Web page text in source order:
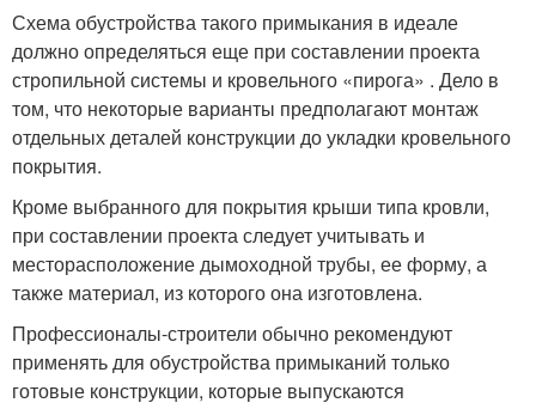
Схема обустройства такого примыкания в идеале
должно определяться еще при составлении проекта
стропильной системы и кровельного «пирога» . Дело в
том, что некоторые варианты предполагают монтаж
отдельных деталей конструкции до укладки кровельного
покрытия.
Кроме выбранного для покрытия крыши типа кровли,
при составлении проекта следует учитывать и
месторасположение дымоходной трубы, ее форму, а
также материал, из которого она изготовлена.
Профессионалы-строители обычно рекомендуют
применять для обустройства примыканий только
готовые конструкции, которые выпускаются